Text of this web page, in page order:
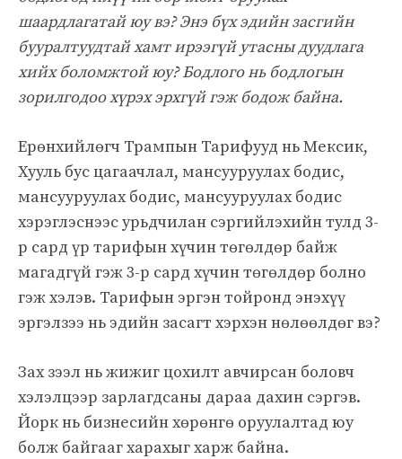
шаардлагатай юу вэ? Энэ бүх эдийн засгийн
бууралтуудтай хамт ирээгүй утасны дуудлага
хийх боломжтой юу? Бодлого нь бодлогын
зорилгодоо хүрэх эрхгүй гэж бодож байна.
Ерөнхийлөгч Трампын Тарифууд нь Мексик,
Хууль бус цагаачлал, мансууруулах бодис,
мансууруулах бодис, мансууруулах бодис
хэрэглэснээс урьдчилан сэргийлэхийн тулд 3-
р сард үр тарифын хүчин төгөлдөр байж
магадгүй гэж 3-р сард хүчин төгөлдөр болно
гэж хэлэв. Тарифын эргэн тойронд энэхүү
эргэлзээ нь эдийн засагт хэрхэн нөлөөлдөг вэ?
Зах зээл нь жижиг цохилт авчирсан боловч
хэлэлцээр зарлагдсаны дараа дахин сэргэв.
Йорк нь бизнесийн хөрөнгө оруулалтад юу
болж байгааг харахыг харж байна.